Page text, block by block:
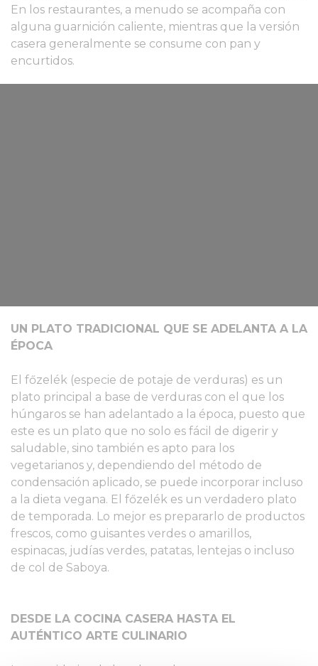
En los restaurantes, a menudo se acompaña con
alguna guarnición caliente, mientras que la versión
casera generalmente se consume con pan y
encurtidos.
UN PLATO TRADICIONAL QUE SE ADELANTA A LA
ÉPOCA
El főzelék (especie de potaje de verduras) es un
plato principal a base de verduras con el que los
húngaros se han adelantado a la época, puesto que
este es un plato que no solo es fácil de digerir y
saludable, sino también es apto para los
vegetarianos y, dependiendo del método de
condensación aplicado, se puede incorporar incluso
a la dieta vegana. El főzelék es un verdadero plato
de temporada. Lo mejor es prepararlo de productos
frescos, como guisantes verdes o amarillos,
espinacas, judías verdes, patatas, lentejas o incluso
de col de Saboya.
DESDE LA COCINA CASERA HASTA EL
AUTÉNTICO ARTE CULINARIO